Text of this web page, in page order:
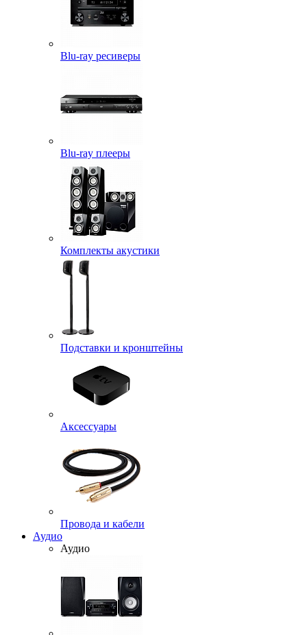
Blu-ray ресиверы
Blu-ray плееры
Комплекты акустики
Подставки и кронштейны
Аксессуары
Провода и кабели
Аудио
Аудио